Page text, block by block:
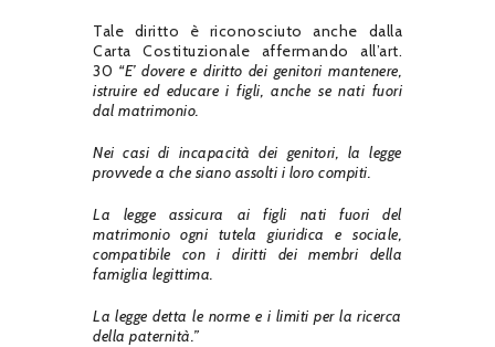
Tale diritto è riconosciuto anche dalla
Carta Costituzionale affermando all’art.
30 “E’ dovere e diritto dei genitori mantenere,
istruire ed educare i figli, anche se nati fuori
dal matrimonio.
Nei casi di incapacità dei genitori, la legge
provvede a che siano assolti i loro compiti.
La legge assicura ai figli nati fuori del
matrimonio ogni tutela giuridica e sociale,
compatibile con i diritti dei membri della
famiglia legittima.
La legge detta le norme e i limiti per la ricerca
della paternità.”